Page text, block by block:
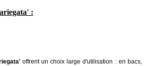
:
offrent un choix large d'utilisation : en bacs,